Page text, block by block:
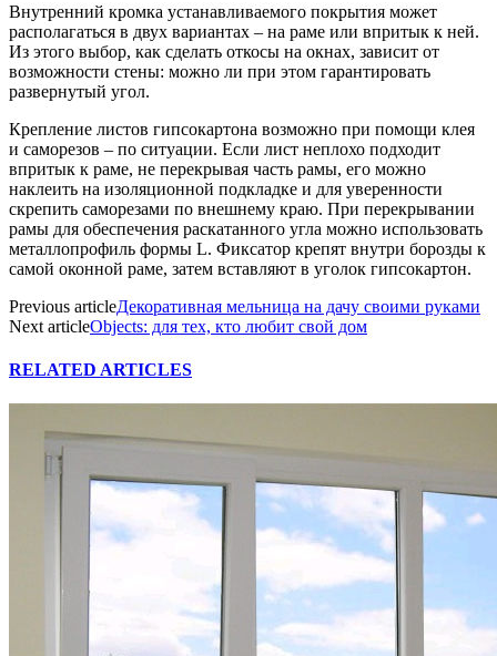
Внутренний кромка устанавливаемого покрытия может
располагаться в двух вариантах – на раме или впритык к ней.
Из этого выбор, как сделать откосы на окнах, зависит от
возможности стены: можно ли при этом гарантировать
развернутый угол.
Крепление листов гипсокартона возможно при помощи клея
и саморезов – по ситуации. Если лист неплохо подходит
впритык к раме, не перекрывая часть рамы, его можно
наклеить на изоляционной подкладке и для уверенности
скрепить саморезами по внешнему краю. При перекрывании
рамы для обеспечения раскатанного угла можно использовать
металлопрофиль формы L. Фиксатор крепят внутри борозды к
самой оконной раме, затем вставляют в уголок гипсокартон.
Previous articleДекоративная мельница на дачу своими руками
Next articleObjects: для тех, кто любит свой дом
RELATED ARTICLES